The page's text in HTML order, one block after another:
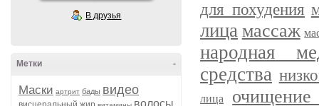
В друзья
-
Метки
Маски артрит бады видео
волосы
для похудения
лица массаж
народная
средства
лица очищение